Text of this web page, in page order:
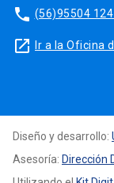
phone (56)95504
launch Ir a la Oficina
Diseño y desarrollo:
Asesoría: Dirección